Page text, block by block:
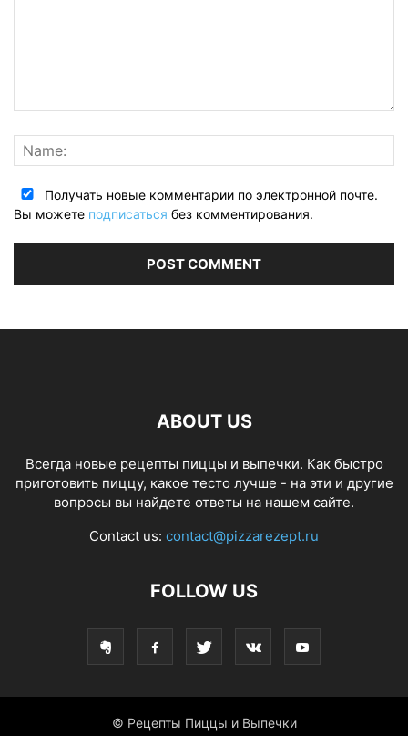
Получать новые комментарии по электронной почте.
Вы можете подписаться без комментирования.
ABOUT US
Всегда новые рецепты пиццы и выпечки. Как быстро
приготовить пиццу, какое тесто лучше - на эти и другие
вопросы вы найдете ответы на нашем сайте.
Contact us: contact@pizzarezept.ru
FOLLOW US
© Рецепты Пиццы и Выпечки